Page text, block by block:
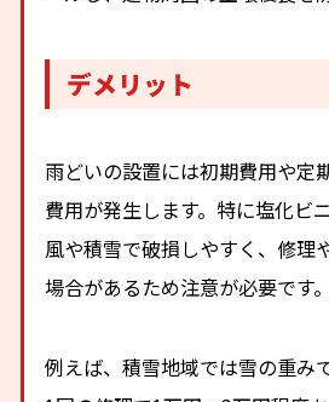
デメリット
雨どいの設置には初期費用や定
費用が発生します。特に塩化ビ
風や積雪で破損しやすく、修理
場合があるため注意が必要です。
例えば、積雪地域では雪の重み